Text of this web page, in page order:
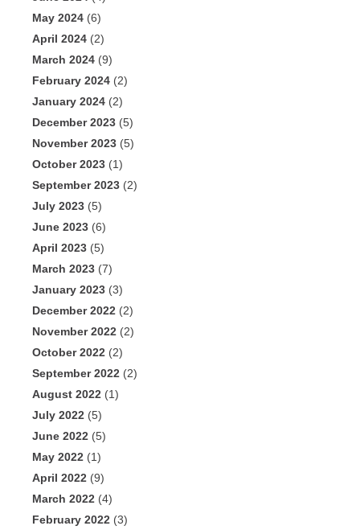
May 2024 (6)
April 2024 (2)
March 2024 (9)
February 2024 (2)
January 2024 (2)
December 2023 (5)
November 2023 (5)
October 2023 (1)
September 2023 (2)
July 2023 (5)
June 2023 (6)
April 2023 (5)
March 2023 (7)
January 2023 (3)
December 2022 (2)
November 2022 (2)
October 2022 (2)
September 2022 (2)
August 2022 (1)
July 2022 (5)
June 2022 (5)
May 2022 (1)
April 2022 (9)
March 2022 (4)
February 2022 (3)